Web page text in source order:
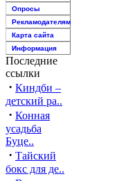
Опросы
Рекламодателям
Карта сайта
Информация
Последние
ссылки
· Киндби –
детский ра..
· Конная
усадьба
Буце..
· Тайский
бокс для де..